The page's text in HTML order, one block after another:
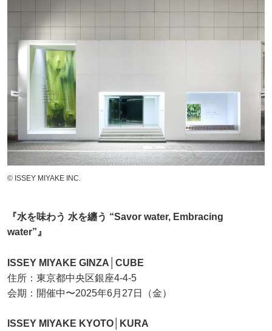
©︎ ISSEY MIYAKE INC.
『水を味わう 水を纏う “Savor water, Embracing
water”』
ISSEY MIYAKE GINZA│CUBE
住所：東京都中央区銀座4-4-5
会期：開催中〜2025年6月27日（金）
ISSEY MIYAKE KYOTO│KURA